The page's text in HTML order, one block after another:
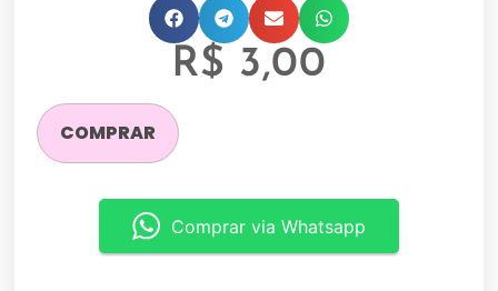
R$ 3,00
COMPRAR
Comprar via Whatsapp